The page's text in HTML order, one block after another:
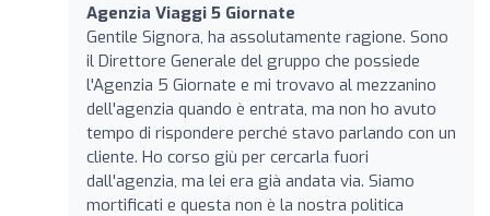
Agenzia Viaggi 5 Giornate
Gentile Signora, ha assolutamente ragione. Sono
il Direttore Generale del gruppo che possiede
l'Agenzia 5 Giornate e mi trovavo al mezzanino
dell'agenzia quando è entrata, ma non ho avuto
tempo di rispondere perché stavo parlando con un
cliente. Ho corso giù per cercarla fuori
dall'agenzia, ma lei era già andata via. Siamo
mortificati e questa non è la nostra politica